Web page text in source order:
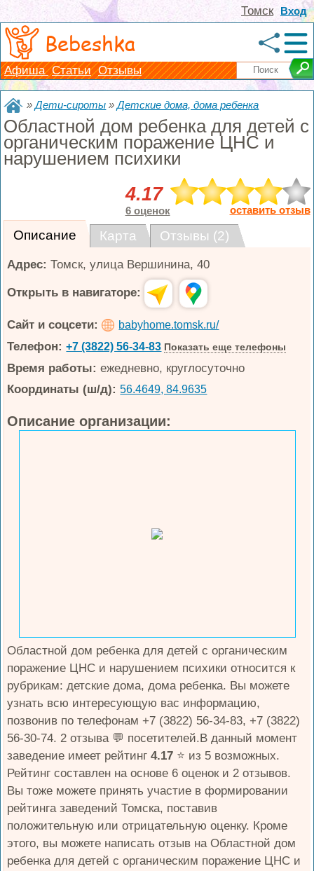
Вход
Томск
Bebeshka
Афиша Статьи Отзывы
»Дети-сироты »Детские дома, дома ребенка
Областной дом ребенка для детей с
органическим поражение ЦНС и
нарушением психики
4.17
6 оценок оставить отзыв
Описание Карта Отзывы (2)
Адрес: Томск,улица Вершинина, 40
Открыть в навигаторе:
Сайт и соцсети: babyhome.tomsk.ru/
Телефон: +7 (3822) 56-34-83 Показать еще телефоны
Время работы: ежедневно, круглосуточно
Координаты (ш/д): 56.4649, 84.9635
Описание организации:
Областной дом ребенка для детей с органическим
поражение ЦНС и нарушением психики относится к
рубрикам: детские дома, дома ребенка. Вы можете
узнать всю интересующую вас информацию,
позвонив по телефонам +7 (3822) 56-34-83, +7 (3822)
56-30-74. 2 отзыва 💬 посетителей.В данный момент
заведение имеет рейтинг4.17 ⭐️ из 5 возможных.
Рейтинг составлен на основе 6 оценок и 2 отзывов.
Вы тоже можете принять участие в формировании
рейтинга заведений Томска, поставив
положительную или отрицательную оценку. Кроме
этого, вы можете написать отзыв на Областной дом
ребенка для детей с органическим поражение ЦНС и